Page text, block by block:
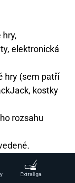
elektronická
hry (sem patří
kostky
rozsahu
a tombol, jsou
Extraliga